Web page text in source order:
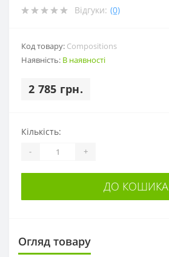
Відгуки: (0)
Код товару: Compositions
Наявність: В наявності
2 785 грн.
Кількість:
- +
ДО КОШИКА
Огляд товару